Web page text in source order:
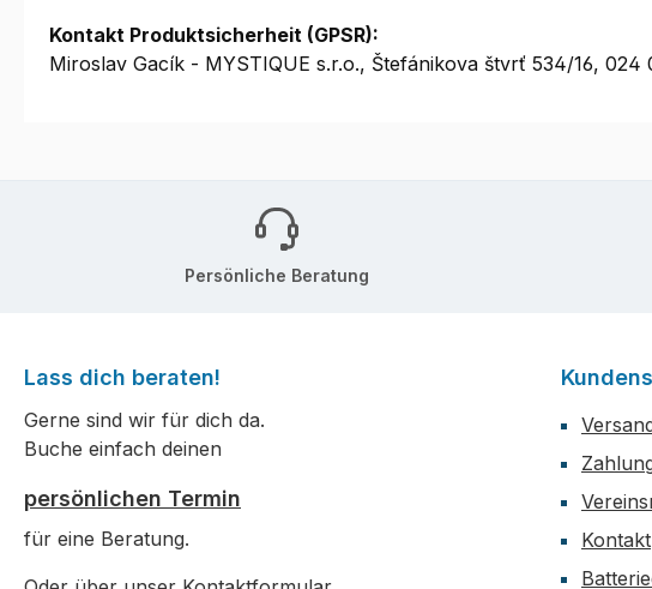
Kontakt Produktsicherheit (GPSR):
Miroslav Gacík - MYSTIQUE s.r.o., Štefánikova štvrť 534/16,
Persönliche Beratung
Lass dich beraten!
Gerne sind wir für dich da.
Buche einfach deinen
persönlichen Termin
für eine Beratung.
Kontakt